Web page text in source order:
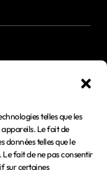
telles que les
Le fait de
données telles que le
Le fait de ne pas consentir
sur certaines